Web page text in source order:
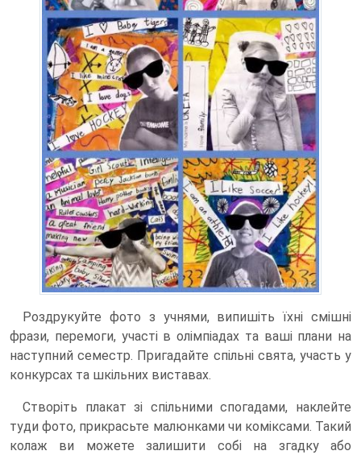
Роздрукуйте фото з учнями, випишіть їхні смішні
фрази, перемоги, участі в олімпіадах та ваші плани на
наступний семестр. Пригадайте спільні свята, участь у
конкурсах та шкільних виставах.
Створіть плакат зі спільними спогадами, наклейте
туди фото, прикрасьте малюнками чи коміксами. Такий
колаж ви можете залишити собі на згадку або